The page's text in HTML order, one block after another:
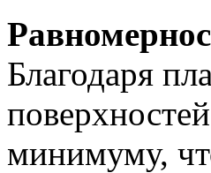
Благодаря
минимуму,